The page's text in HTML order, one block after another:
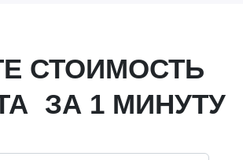
СТОИМОСТЬ
ЗА 1 МИНУТУ